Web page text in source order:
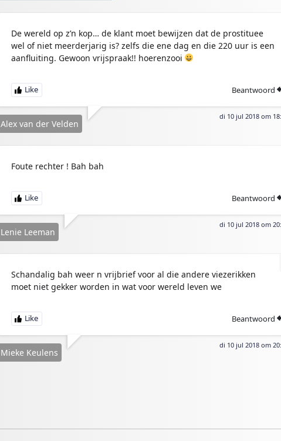
De wereld op z’n kop… de klant moet bewijzen dat de prostituee
wel of niet meerderjarig is? zelfs die ene dag en die 220 uur is een
aanfluiting. Gewoon vrijspraak!! hoerenzooi
Beantwoord
di 10 jul 2018 om
Alex van der Velden
Foute rechter ! Bah bah
Beantwoord
di 10 jul 2018 om
Lenie Leeman
Schandalig bah weer n vrijbrief voor al die andere viezerikken
moet niet gekker worden in wat voor wereld leven we
Beantwoord
di 10 jul 2018 om
Mieke Keulens